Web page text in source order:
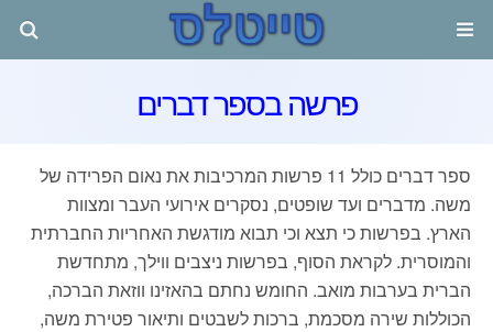
פרשה בספר דברים
ספר דברים כולל 11 פרשות המרכיבות את נאום הפרידה של
משה. מדברים ועד שופטים, נסקרים אירועי העבר ומצוות
הארץ. בפרשות כי תצא וכי תבוא מודגשת האחריות החברתית
והמוסרית. לקראת הסוף, בפרשות ניצבים ווילך, מתחדשת
הברית בערבות מואב. החומש נחתם בהאזינו ווזאת הברכה,
הכוללות שירה מסכמת, ברכות לשבטים ותיאור פטירת משה,